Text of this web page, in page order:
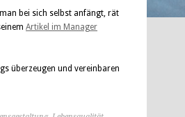
bei sich selbst anfängt, rät
Artikel im Manager
überzeugen und vereinbaren